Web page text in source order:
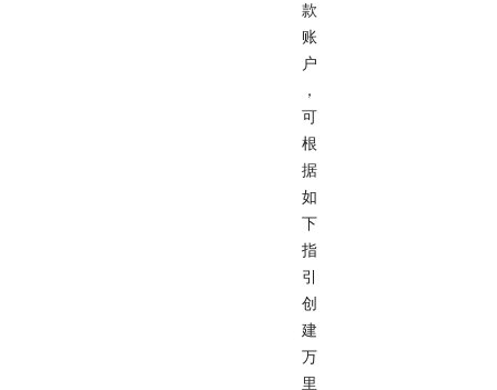
款
账
户
，
可
根
据
如
下
指
引
创
建
万
里